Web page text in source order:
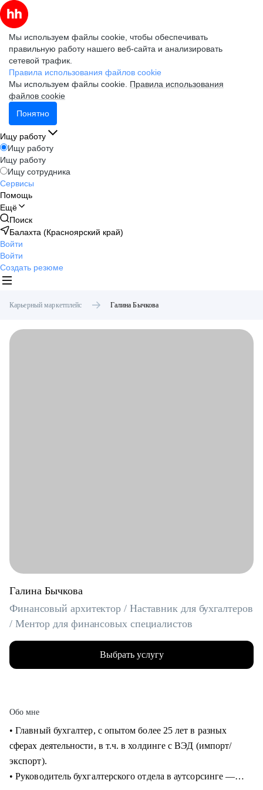
Мы используем файлы cookie, чтобы обеспечивать
правильную работу нашего веб-сайта и анализировать
сетевой трафик.
Правила использования файлов cookie
Мы используем файлы cookie. Правила использования
файлов cookie
Понятно
Ищу работу
Ищу работу
Ищу работу
Ищу сотрудника
Сервисы
Помощь
Ещё
Поиск
Балахта (Красноярский край)
Войти
Войти
Создать резюме
Карьерный маркетплейс Галина Бычкова
Галина Бычкова
Финансовый архитектор / Наставник для бухгалтеров
/ Ментор для финансовых специалистов
Выбрать услугу
Обо мне
• Главный бухгалтер, с опытом более 25 лет в разных
сферах деятельности, в т.ч. в холдинге с ВЭД (импорт/
экспорт).
• Руководитель бухгалтерского отдела в аутсорсинге —